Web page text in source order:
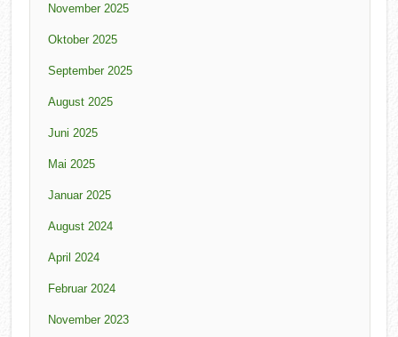
November 2025
Oktober 2025
September 2025
August 2025
Juni 2025
Mai 2025
Januar 2025
August 2024
April 2024
Februar 2024
November 2023